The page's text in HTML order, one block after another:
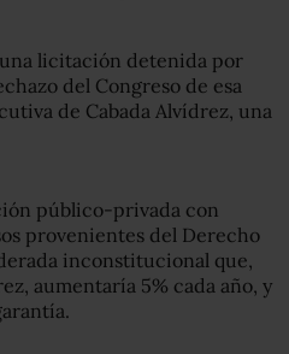
licitación detenida por
del Congreso de esa
de Cabada Alvídrez, una
público-privada con
provenientes del Derecho
inconstitucional que,
aumentaría 5% cada año, y